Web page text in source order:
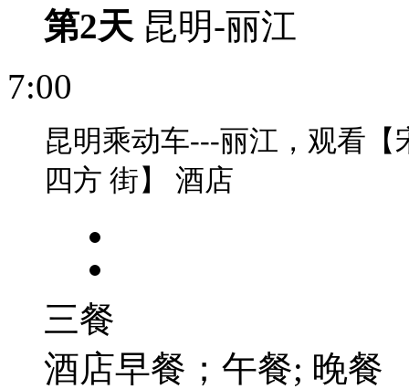
第2天 昆明-丽江
7:00
昆明乘动车---丽江，观看
四方 街】 酒店
三餐
酒店早餐；午餐; 晚餐